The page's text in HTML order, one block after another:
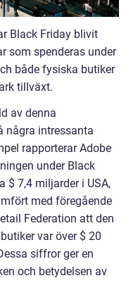
Black Friday blivit
som spenderas under
både fysiska butiker
tillväxt.
av denna
några intressanta
rapporterar Adobe
under Black
$ 7,4 miljarder i USA,
med föregående
Federation att den
var över $ 20
siffror ger en
och betydelsen av